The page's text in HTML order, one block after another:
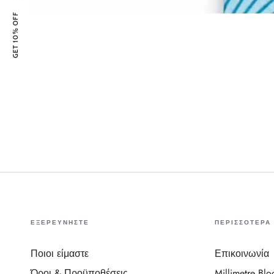
ΕΞΕΡΕΥΝΗΣΤΕ
Ποιοι είμαστε
ΠΕΡΙΣΣΟΤΕΡΑ
Επικοινωνία
GET 10% OFF